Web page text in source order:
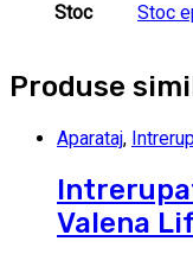
Stoc Stoc
Produse
Aparataj,
Valena